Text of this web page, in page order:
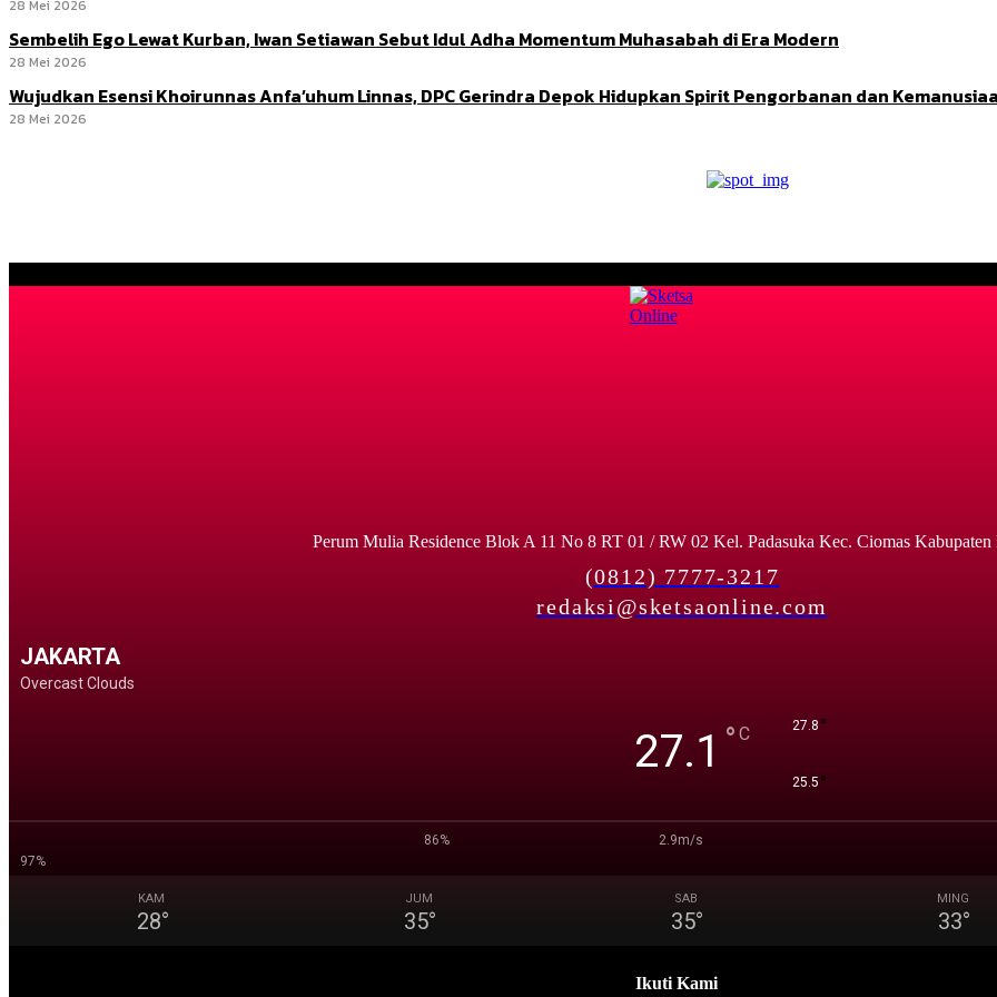
28 Mei 2026
Sembelih Ego Lewat Kurban, Iwan Setiawan Sebut Idul Adha Momentum Muhasabah di Era Modern
28 Mei 2026
Wujudkan Esensi Khoirunnas Anfa’uhum Linnas, DPC Gerindra Depok Hidupkan Spirit Pengorbanan dan
28 Mei 2026
Perum Mulia Residence Blok A 11 No 8 RT 01 / RW 02 Kel. Padasuka Kec. Ciomas Kabupaten
(0812) 7777-3217
redaksi@sketsaonline.com
JAKARTA
Overcast Clouds
27.1 ° C 27.8 °
25.5 °
86%
2.9m/s
97%
KAM
28°
JUM
35°
SAB
35°
MING
33°
Ikuti Kami